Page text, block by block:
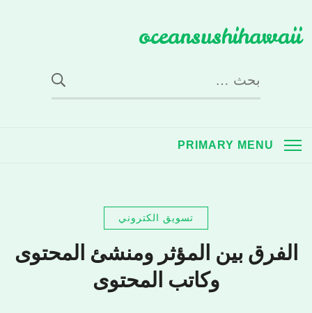
to
oceansushihawaii
البحث
عن:
PRIMARY MENU
تسويق الكتروني
الفرق بين المؤثر ومنشئ المحتوى
وكاتب المحتوى